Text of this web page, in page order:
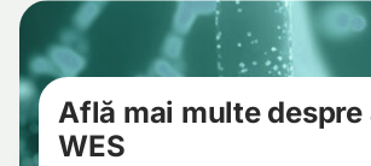
Află mai multe despre
WES